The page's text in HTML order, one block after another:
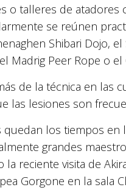
o talleres de atadores
se reúnen
Shibari Dojo,
Madrig Peer Rope o
de la técnica en las
las lesiones son
quedan los tiempos en
grandes
la reciente visita de
Gorgone en la sala